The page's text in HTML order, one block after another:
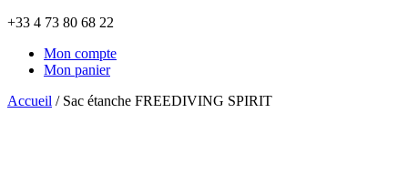
+33 4 73 80 68 22
Mon compte
Mon panier
Accueil / Sac étanche FREEDIVING SPIRIT